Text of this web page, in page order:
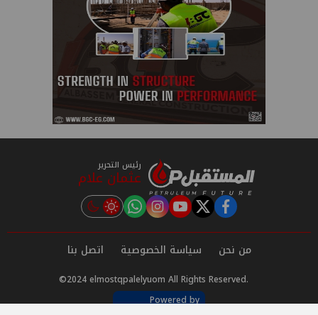
رئيس التحرير
عثمان علام
facebook
twitter
youtube
instagram
tiktok
من نحن سياسة الخصوصية اتصل بنا
©2024 elmostqpalelyuom All Rights Reserved.
Powered by